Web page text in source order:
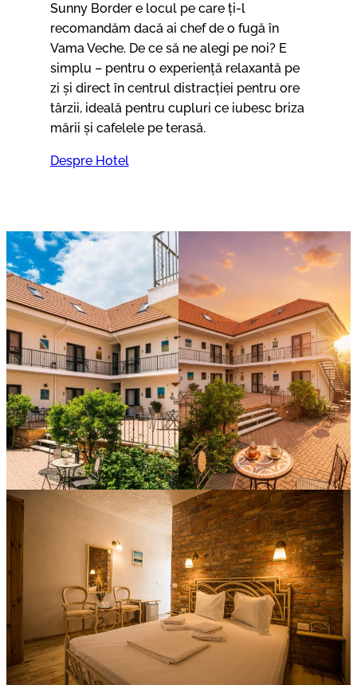
Sunny Border e locul pe care ți-l
recomandăm dacă ai chef de o fugă în
Vama Veche. De ce să ne alegi pe noi? E
simplu – pentru o experiență relaxantă pe
zi și direct în centrul distracției pentru ore
târzii, ideală pentru cupluri ce iubesc briza
mării și cafelele pe terasă.
Despre Hotel